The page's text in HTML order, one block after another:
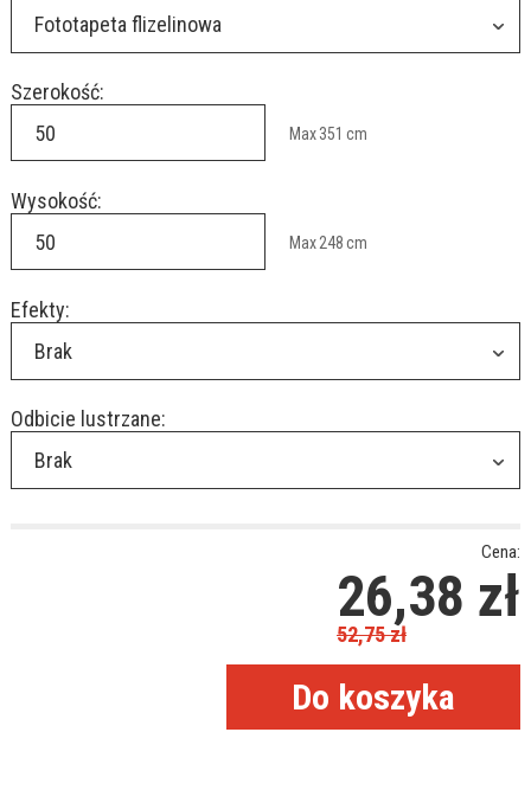
Fototapeta flizelinowa
Szerokość:
Max351 cm
Wysokość:
Max248cm
Efekty:
Brak
Odbicie lustrzane:
Brak
Cena:
26,38 zł
52,75zł